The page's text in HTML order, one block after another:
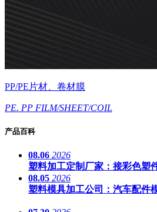
PP/PE片材、卷材膜
PE. PP FILM/SHEET/COIL
产品百科
08.06 2026
塑料加工定制厂家：接彩色塑
08.05 2026
塑料模具加工公司：汽车配件